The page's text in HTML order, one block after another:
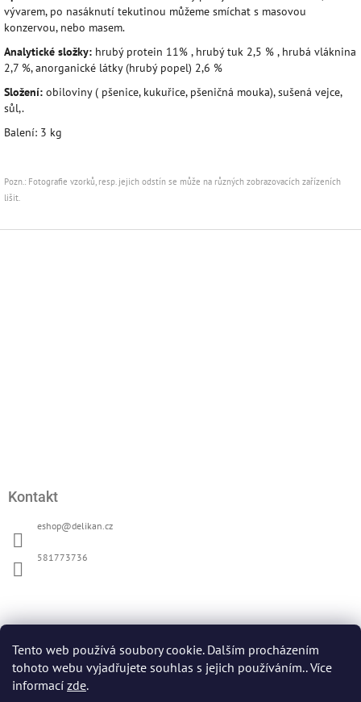
Tento web používá soubory cookie. Dalším procházením
tohoto webu vyjadřujete souhlas s jejich používáním.. Více
informací zde.
vývarem, po nasáknutí tekutinou můžeme smíchat s masovou
konzervou, nebo masem.
Analytické složky: hrubý protein 11% , hrubý tuk 2,5 % , hrubá vláknina
2,7 %, anorganické látky (hrubý popel) 2,6 %
Složení: obiloviny ( pšenice, kukuřice, pšeničná mouka), sušená vejce,
sůl,.
Balení: 3 kg
Pozn.: Fotografie vzorků, resp. jejich odstín se může na různých zobrazovacích zařízeních
lišit.
Kontakt
eshop@delikan.cz
581773736